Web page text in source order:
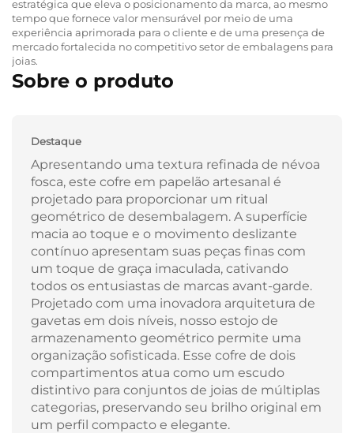
estratégica que eleva o posicionamento da marca, ao mesmo
tempo que fornece valor mensurável por meio de uma
experiência aprimorada para o cliente e de uma presença de
mercado fortalecida no competitivo setor de embalagens para
joias.
Sobre o produto
Destaque
Apresentando uma textura refinada de névoa
fosca, este cofre em papelão artesanal é
projetado para proporcionar um ritual
geométrico de desembalagem. A superfície
macia ao toque e o movimento deslizante
contínuo apresentam suas peças finas com
um toque de graça imaculada, cativando
todos os entusiastas de marcas avant-garde.
Projetado com uma inovadora arquitetura de
gavetas em dois níveis, nosso estojo de
armazenamento geométrico permite uma
organização sofisticada. Esse cofre de dois
compartimentos atua como um escudo
distintivo para conjuntos de joias de múltiplas
categorias, preservando seu brilho original em
um perfil compacto e elegante.